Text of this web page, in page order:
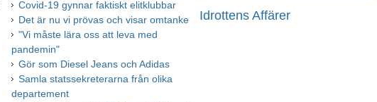
Idrottens Affärer
Covid-19 gynnar faktiskt elitklubbar
Det är nu vi prövas och visar omtanke
"Vi måste lära oss att leva med
pandemin"
Gör som Diesel Jeans och Adidas
Samla statssekreterarna från olika
departement